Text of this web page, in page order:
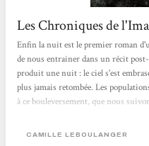
Les Chroniques de
Enfin la nuit est le premier roman
de nous entrainer dans un récit
produit une nuit : le ciel s'est
plus jamais retombée. Les
à ce bouleversement, que nous
la mort devant Etienne quelques
CAMILLE LEBOULANGER